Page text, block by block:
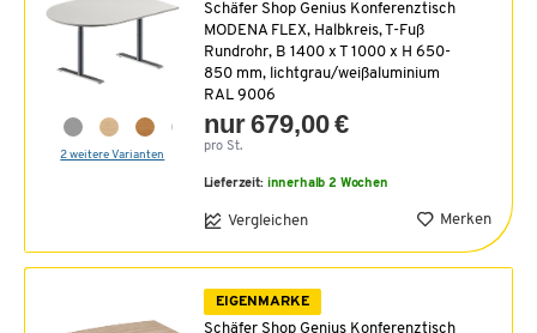
2 weitere Varianten
Schäfer Shop Genius Konferenztisch
MODENA FLEX, Halbkreis, T-Fuß
Rundrohr, B 1400 x T 1000 x H 650-
850 mm, lichtgrau/weißaluminium
RAL 9006
nur 679,00 €
pro St.
Lieferzeit: innerhalb 2 Wochen
Vergleichen Merken
EIGENMARKE
Schäfer Shop Genius Konferenztisch